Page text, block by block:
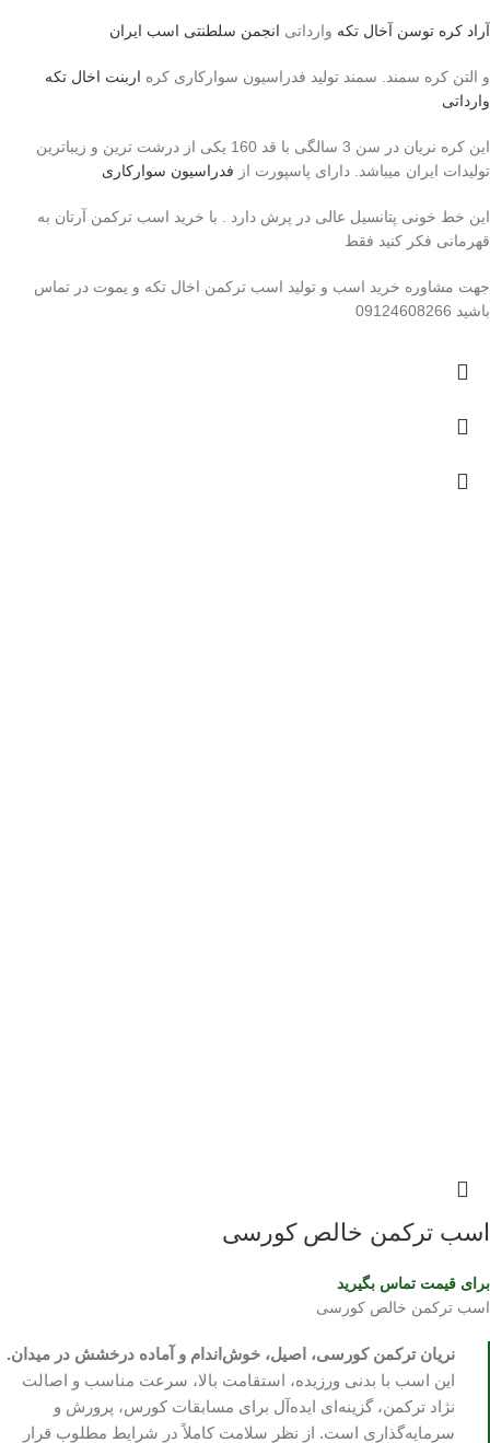
آراد کره توسن آخال تکه وارداتی انجمن سلطنتی اسب ایران
و التن کره سمند. سمند تولید فدراسیون سوارکاری کره اربنت اخال تکه
وارداتی
این کره نریان در سن 3 سالگی با قد 160 یکی از درشت ترین و زیباترین
تولیدات ایران میباشد. دارای پاسپورت از فدراسیون سوارکاری
این خط خونی پتانسیل عالی در پرش دارد . با خرید اسب ترکمن آرتان به
قهرمانی فکر کنید فقط
جهت مشاوره خرید اسب و تولید اسب ترکمن اخال تکه و یموت در تماس
باشید 09124608266
اسب ترکمن خالص کورسی
برای قیمت تماس بگیرید
اسب ترکمن خالص کورسی
نریان ترکمن کورسی، اصیل، خوش‌اندام و آماده درخشش در میدان.
این اسب با بدنی ورزیده، استقامت بالا، سرعت مناسب و اصالت
نژاد ترکمن، گزینه‌ای ایده‌آل برای مسابقات کورس، پرورش و
سرمایه‌گذاری است. از نظر سلامت کاملاً در شرایط مطلوب قرار